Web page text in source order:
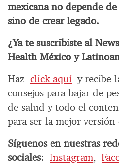
mexicana no depende
sino de crear legado.
¿Ya te suscribiste al
Health México y
Haz click aquí y recibe
consejos para bajar de
de salud y todo el
para ser la mejor versión
Síguenos en nuestras
sociales: Instagram,